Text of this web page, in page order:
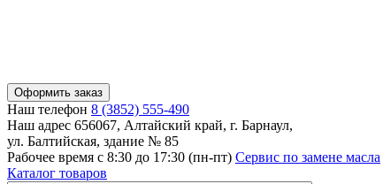
Оформить заказ
Наш телефон 8 (3852) 555-490
Наш адрес 656067, Алтайский край, г. Барнаул,
ул. Балтийская, здание № 85
Рабочее время с 8:30 до 17:30 (пн-пт) Сервис по замене масла
Каталог товаров